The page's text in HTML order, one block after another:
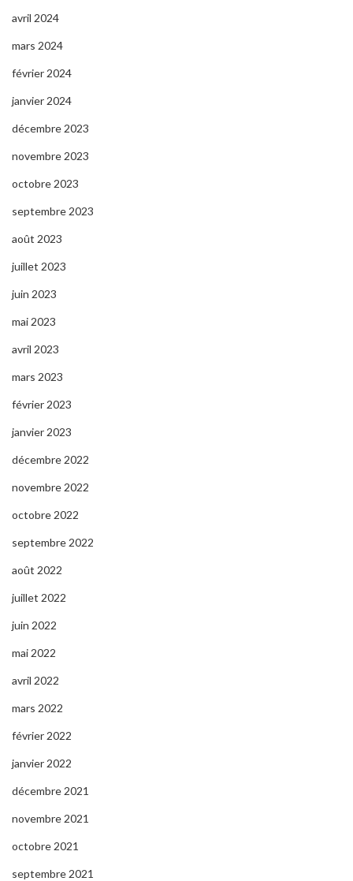
avril 2024
mars 2024
février 2024
janvier 2024
décembre 2023
novembre 2023
octobre 2023
septembre 2023
août 2023
juillet 2023
juin 2023
mai 2023
avril 2023
mars 2023
février 2023
janvier 2023
décembre 2022
novembre 2022
octobre 2022
septembre 2022
août 2022
juillet 2022
juin 2022
mai 2022
avril 2022
mars 2022
février 2022
janvier 2022
décembre 2021
novembre 2021
octobre 2021
septembre 2021